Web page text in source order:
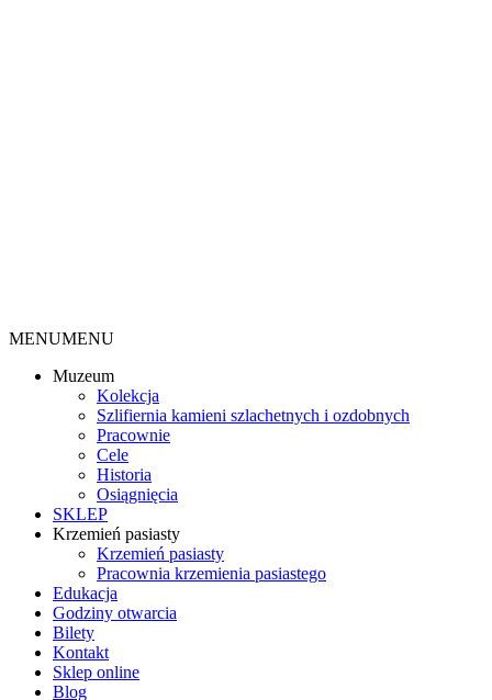
MENUMENU
Muzeum
Kolekcja
Szlifiernia kamieni szlachetnych i ozdobnych
Pracownie
Cele
Historia
Osiągnięcia
SKLEP
Krzemień pasiasty
Krzemień pasiasty
Pracownia krzemienia pasiastego
Edukacja
Godziny otwarcia
Bilety
Kontakt
Sklep online
Blog